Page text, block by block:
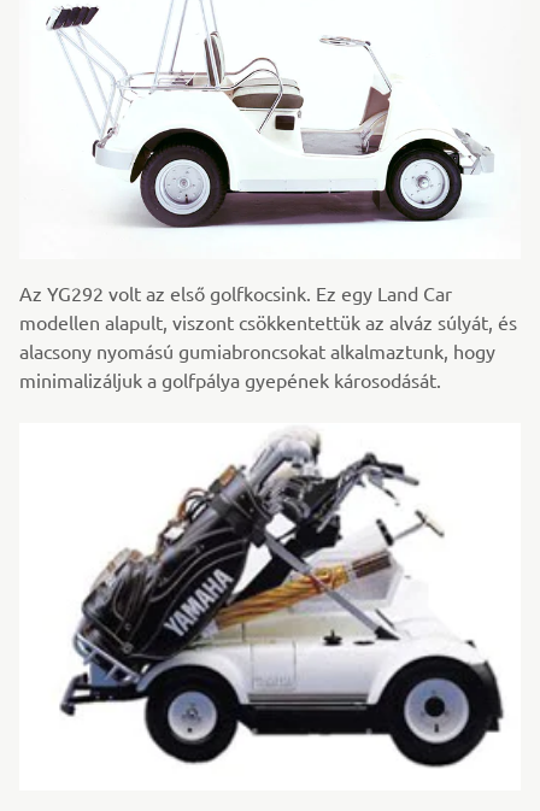
Az YG292 volt az első golfkocsink. Ez egy Land Car
modellen alapult, viszont csökkentettük az alváz súlyát, és
alacsony nyomású gumiabroncsokat alkalmaztunk, hogy
minimalizáljuk a golfpálya gyepének károsodását.